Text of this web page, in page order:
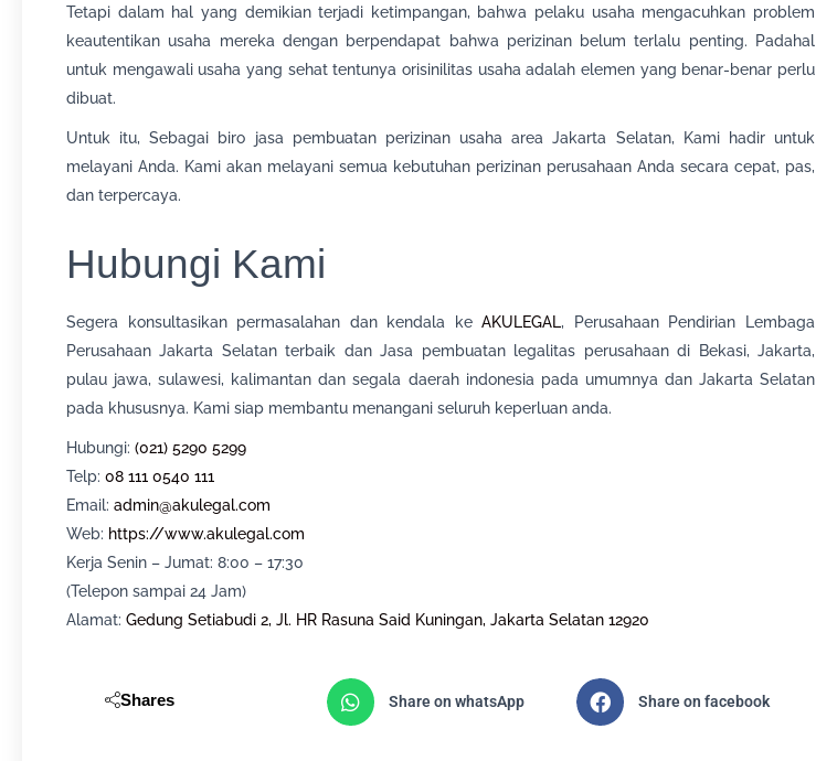
Tetapi dalam hal yang demikian terjadi ketimpangan, bahwa pelaku usaha mengacuhkan problem
keautentikan usaha mereka dengan berpendapat bahwa perizinan belum terlalu penting. Padahal
untuk mengawali usaha yang sehat tentunya orisinilitas usaha adalah elemen yang benar-benar perlu
dibuat.
Untuk itu, Sebagai biro jasa pembuatan perizinan usaha area Jakarta Selatan, Kami hadir untuk
melayani Anda. Kami akan melayani semua kebutuhan perizinan perusahaan Anda secara cepat, pas,
dan terpercaya.
Hubungi Kami
Segera konsultasikan permasalahan dan kendala keAKULEGAL, Perusahaan Pendirian Lembaga
Perusahaan Jakarta Selatan terbaik dan Jasa pembuatan legalitas perusahaan di Bekasi, Jakarta,
pulau jawa, sulawesi, kalimantan dan segala daerah indonesia pada umumnya dan Jakarta Selatan
pada khususnya. Kami siap membantu menangani seluruh keperluan anda.
Hubungi: (021) 5290 5299
Telp: 08 111 0540 111
Email: admin@akulegal.com
Web: https://www.akulegal.com
Kerja Senin – Jumat: 8:00 – 17:30
(Telepon sampai 24 Jam)
Alamat: Gedung Setiabudi 2, Jl. HR Rasuna Said Kuningan, Jakarta Selatan 12920
Shares Share on whatsApp Share on facebook